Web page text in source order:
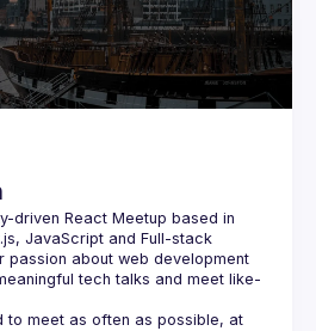
driven React Meetup based in
JavaScript and Full-stack
passion about web development
tech talks and meet like-
to meet as often as possible, at